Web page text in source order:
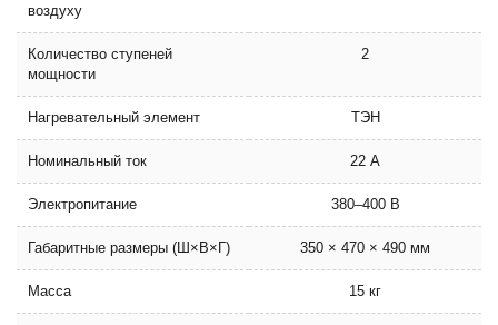
воздуху
Количество ступеней
мощности
2
Нагревательный элемент ТЭН
Номинальный ток 22 А
Электропитание 380–400 В
Габаритные размеры (Ш×В×Г) 350 × 470 × 490 мм
Масса 15 кг